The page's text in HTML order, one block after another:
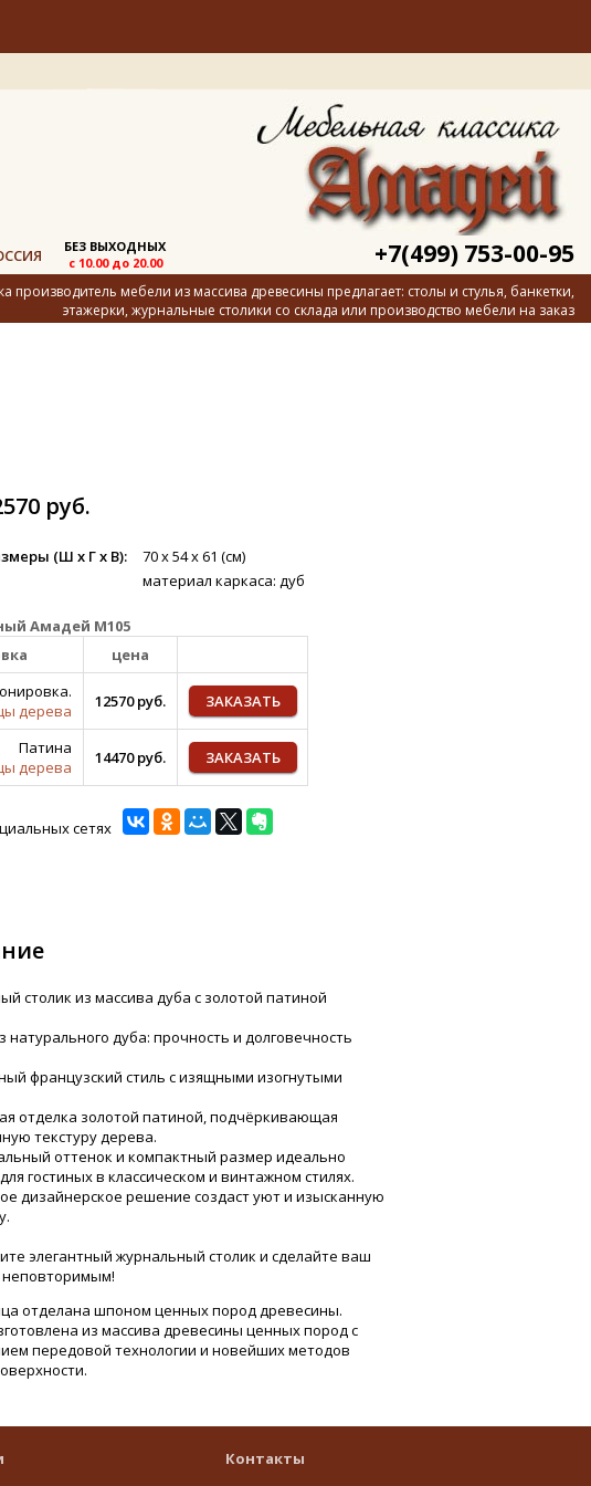
БЕЗ ВЫХОДНЫХ
с 10.00 до 20.00
+7(499) 753-00-95
производитель мебели из массива древесины предлагает: столы и стулья, банкетки,
этажерки, журнальные столики со склада или производство мебели на заказ
руб.
(Ш х Г х В):
70 х 54 х 61 (см)
материал каркаса: дуб
Амадей M105
цена
дерева
12570 руб. ЗАКАЗАТЬ
Патина
дерева
14470 руб. ЗАКАЗАТЬ
сетях
столик из массива дуба с золотой патиной
натурального дуба: прочность и долговечность
французский стиль с изящными изогнутыми
отделка золотой патиной, подчёркивающая
текстуру дерева.
оттенок и компактный размер идеально
гостиных в классическом и винтажном стилях.
дизайнерское решение создаст уют и изысканную
элегантный журнальный столик и сделайте ваш
отделана шпоном ценных пород древесины.
из массива древесины ценных пород с
передовой технологии и новейших методов
Контакты